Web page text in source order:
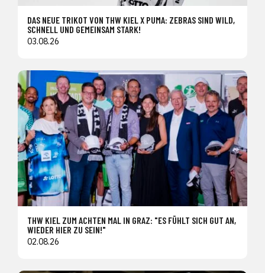
DAS NEUE TRIKOT VON THW KIEL X PUMA: ZEBRAS SIND WILD,
SCHNELL UND GEMEINSAM STARK!
03.08.26
THW KIEL ZUM ACHTEN MAL IN GRAZ: "ES FÜHLT SICH GUT AN,
WIEDER HIER ZU SEIN!"
02.08.26